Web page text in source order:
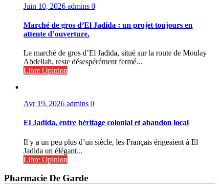
Juin 10, 2026 admins 0
Marché de gros d’El Jadida : un projet toujours en
attente d’ouverture.
Le marché de gros d’El Jadida, situé sur la route de Moulay
Abdellah, reste désespérément fermé...
Libre Opinion
Avr 19, 2026 admins 0
El Jadida, entre héritage colonial et abandon local
Il y a un peu plus d’un siècle, les Français érigeaient à El
Jadida un élégant...
Libre Opinion
Pharmacie De Garde